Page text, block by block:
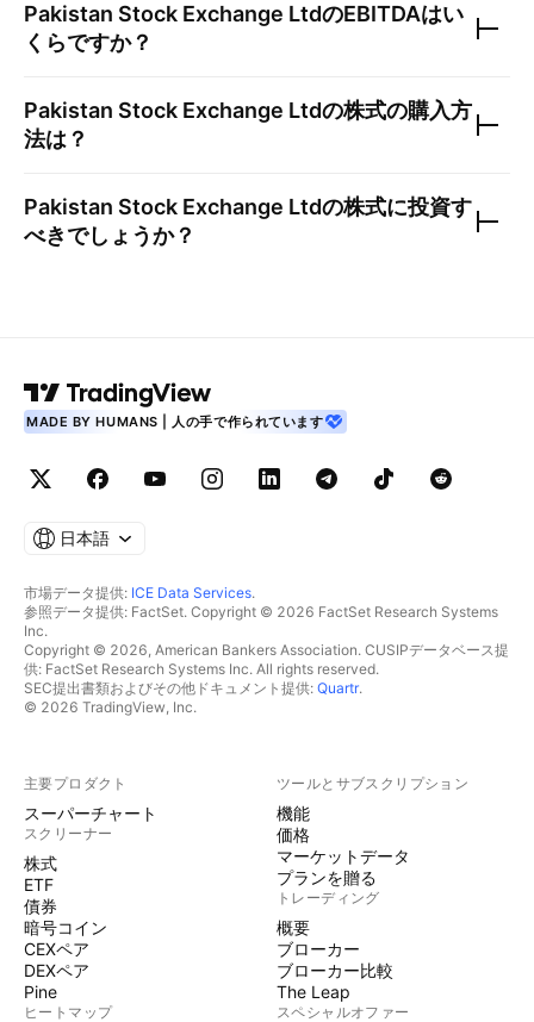
Pakistan Stock Exchange LtdのEBITDAはい
くらですか？
Pakistan Stock Exchange Ltdの株式の購入方
法は？
Pakistan Stock Exchange Ltdの株式に投資す
べきでしょうか？
MADE BY HUMANS | 人の手で作られています
日本語
市場データ提供: ICE Data Services.
参照データ提供: FactSet. Copyright © 2026 FactSet Research Systems
Inc.
Copyright © 2026, American Bankers Association. CUSIPデータベース提
供: FactSet Research Systems Inc. All rights reserved.
SEC提出書類およびその他ドキュメント提供: Quartr.
© 2026 TradingView, Inc.
主要プロダクト
スーパーチャート
スクリーナー
株式
ETF
債券
暗号コイン
CEXペア
DEXペア
Pine
ヒートマップ
ツールとサブスクリプション
機能
価格
マーケットデータ
プランを贈る
トレーディング
概要
ブローカー
ブローカー比較
The Leap
スペシャルオファー